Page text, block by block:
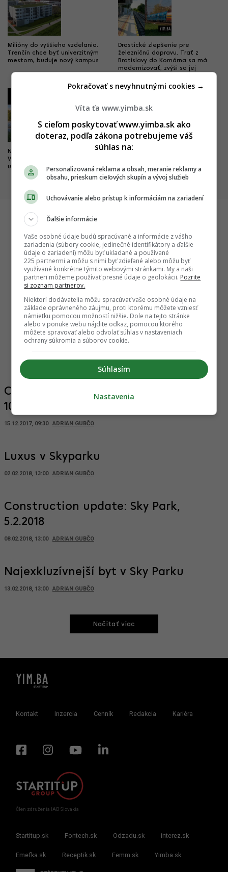
Milióny do vyššieho vzdelania.
Trenčín chce byť univerzitným
mestom, buduje nový kampus
Drastické zlepšenie pre
železničnú dopravu. Trať z
Bratislavy do Komárna sa má
modernizovať, zvýši sa jej
Nová pýcha mesta kultúry.
Výnimočný park čoskoro doplní
unikátny most
Dobré správy z najväčších
projektov napreduje, hlásia
dôležité míľniky
Startitup
V slovenskom lese vyrástol unikát „vznášajúci“
Construction update: Sky Park,
10.12.2017
15.12.2017, 09:30 ADRIAN GUBČO
Luxus v Skyparku
02.02.2018, 13:00 ADRIAN GUBČO
Construction update: Sky Park,
5.2.2018
08.02.2018, 13:00 ADRIAN GUBČO
Najexkluzívnejší byt v Sky Parku
13.02.2018, 13:00 ADRIAN GUBČO
Načitať viac
Kontakt Inzercia Cenník Redakcia Kariéra
Člen združenia IAB Slovakia
Startitup.sk Fontech.sk Odzadu.sk interez.sk
Emefka.sk Receptik.sk Femm.sk Yimba.sk
Víta ťa www.yimba.sk
S cieľom poskytovať www.yimba.sk ako
doteraz, podľa zákona potrebujeme váš
súhlas na:
Personalizovaná reklama a obsah, meranie reklamy a
obsahu, prieskum cieľových skupín a vývoj služieb
Uchovávanie alebo prístup k informáciám na zariadení
Ďalšie informácie
Vaše osobné údaje budú spracúvané a informácie z vášho
zariadenia (súbory cookie, jedinečné identifikátory a ďalšie
údaje o zariadení) môžu byť ukladané a používané
225 partnermi a môžu s nimi byť zdieľané alebo môžu byť
využívané konkrétne týmito webovými stránkami. My a naši
partneri môžeme používať presné údaje o geolokácii. Pozrite
si zoznam partnerov.
Niektorí dodávatelia môžu spracúvať vaše osobné údaje na
základe oprávneného záujmu, proti ktorému môžete vzniesť
námietku pomocou možností nižšie. Dole na tejto stránke
alebo v ponuke webu nájdite odkaz, pomocou ktorého
môžete spravovať alebo odvolať súhlas v nastaveniach
ochrany súkromia a súborov cookie.
Súhlasím
Pokračovať s nevyhnutnými cookies →
Nastavenia